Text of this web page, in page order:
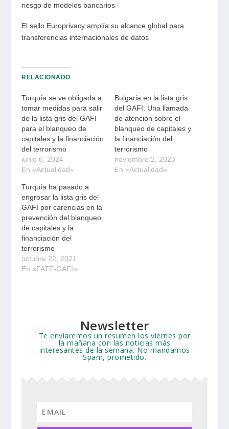
riesgo de modelos bancarios
El sello Europrivacy amplía su alcance global para
transferencias internacionales de datos
RELACIONADO
Turquía se ve obligada a
tomar medidas para salir
de la lista gris del GAFI
para el blanqueo de
capitales y la financiación
del terrorismo
junio 6, 2024
En «Actualidad»
Bulgaria en la lista gris
del GAFI: Una llamada
de atención sobre el
blanqueo de capitales y
la financiación del
terrorismo
noviembre 2, 2023
En «Actualidad»
Turquía ha pasado a
engrosar la lista gris del
GAFI por carencias en la
prevención del blanqueo
de capitales y la
financiación del
terrorismo
octubre 22, 2021
En «FATF-GAFI»
Newsletter
Te enviaremos un resumen los viernes por
la mañana con las noticias más
interesantes de la semana. No mandamos
Spam, prometido.